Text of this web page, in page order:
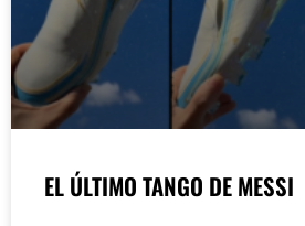
EL ÚLTIMO TANGO DE MESSI